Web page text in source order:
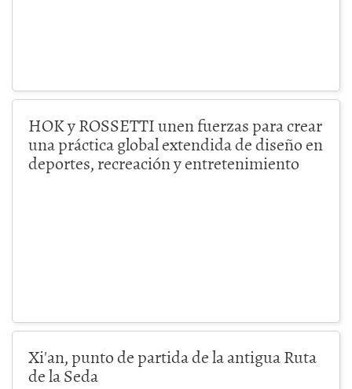
HOK y ROSSETTI unen fuerzas para crear
una práctica global extendida de diseño en
deportes, recreación y entretenimiento
Xi'an, punto de partida de la antigua Ruta
de la Seda